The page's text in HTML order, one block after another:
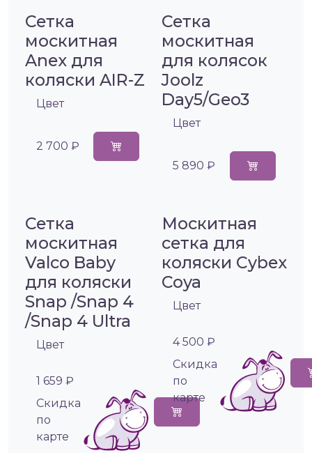
Сетка
москитная
Anex для
коляски AIR-Z
Цвет
2 700 ₽
Сетка
москитная
для колясок
Joolz
Day5/Geo3
Цвет
5 890 ₽
Сетка
москитная
Valco Baby
для коляски
Snap /Snap 4
/Snap 4 Ultra
Цвет
1 659 ₽
Cкидка
по
карте
Москитная
сетка для
коляски Cybex
Coya
Цвет
4 500 ₽
Cкидка
по
карте